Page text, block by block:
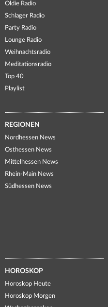
Oldie Radio
Schlager Radio
Party Radio
Lounge Radio
Weihnachtsradio
Meditationsradio
Top 40
Playlist
REGIONEN
Nordhessen News
Osthessen News
Mittelhessen News
Rhein-Main News
Südhessen News
HOROSKOP
Horoskop Heute
Horoskop Morgen